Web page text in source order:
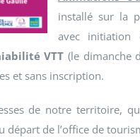
installé sur la
avec initiation
VTT (le dimanche
et sans inscription.
de notre territoire,
de l’office de